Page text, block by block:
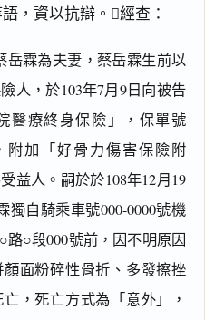
，資以抗辯。經查：
岳霖為夫妻，蔡岳霖生前以
人，於103年7月9日向被告
醫療終身保險」，保單號
附加「好骨力傷害保險附
益人。嗣於於108年12月19
獨自騎乘車號000-0000號機
○段000號前，因不明原因
面粉碎性骨折、多發擦挫
，死亡方式為「意外」，